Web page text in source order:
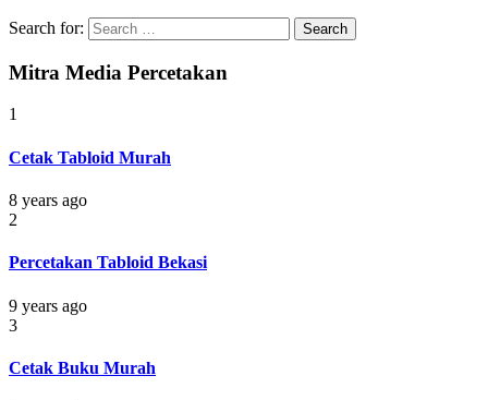
Search for:
Mitra Media Percetakan
1
Cetak Tabloid Murah
8 years ago
2
Percetakan Tabloid Bekasi
9 years ago
3
Cetak Buku Murah